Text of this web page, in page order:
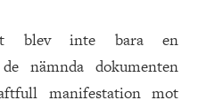
blev inte bara en
nämnda dokumenten
manifestation mot